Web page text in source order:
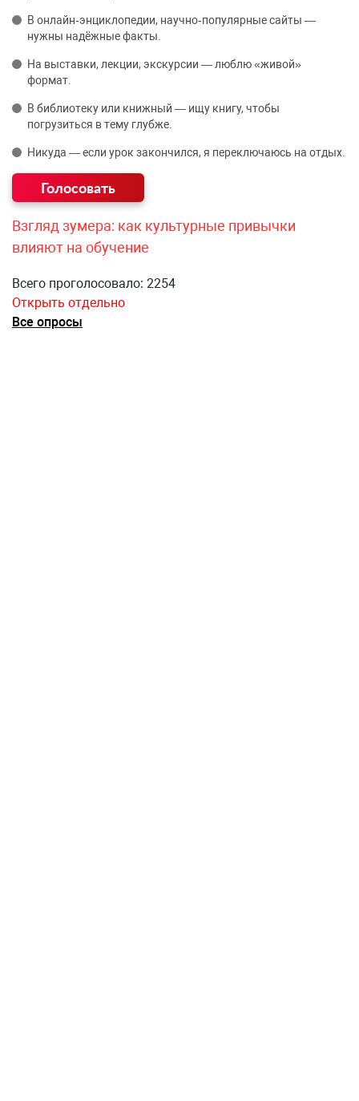
В онлайн‑энциклопедии, научно‑популярные сайты —
нужны надёжные факты.
На выставки, лекции, экскурсии — люблю «живой»
формат.
В библиотеку или книжный — ищу книгу, чтобы
погрузиться в тему глубже.
Никуда — если урок закончился, я переключаюсь на отдых.
Взгляд зумера: как культурные привычки
влияют на обучение
Всего проголосовало: 2254
Открыть отдельно
Все опросы